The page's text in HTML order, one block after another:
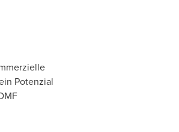
Potenzial